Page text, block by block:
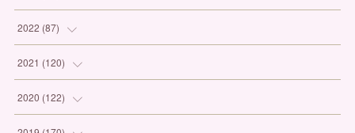
(5
(3
(4)
(1
(2)
(2)
(6
(1)
(3)
(3)
2022 (87)
(12
(9)
(12
2021 (120)
(10
(11
2020 (122)